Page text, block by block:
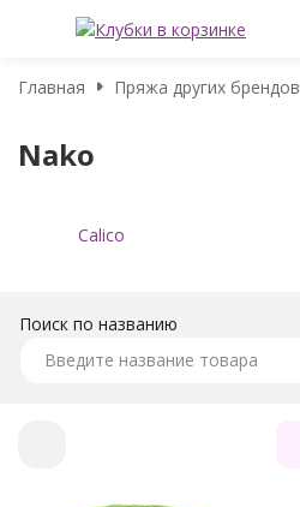
Главная Пряжа других брендов
Nako
Calico
Поиск по названию